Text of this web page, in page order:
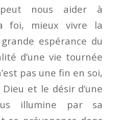
peut nous aider à
foi, mieux vivre la
espérance du
d’une vie tournée
pas une fin en soi,
et le désir d’une
illumine par sa